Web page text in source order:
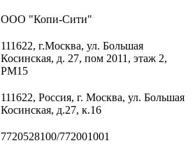
ООО "Копи-Сити"
111622, г.Москва, ул. Большая
Косинская, д. 27, пом 2011, этаж 2,
РМ15
111622, Россия, г. Москва, ул. Большая
Косинская, д.27, к.16
7720528100/772001001